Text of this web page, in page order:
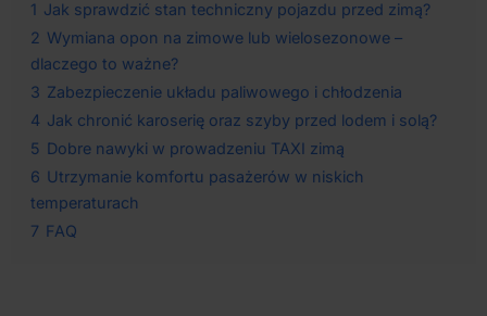
1 Jak sprawdzić stan techniczny pojazdu przed zimą?
2 Wymiana opon na zimowe lub wielosezonowe –
dlaczego to ważne?
3 Zabezpieczenie układu paliwowego i chłodzenia
4 Jak chronić karoserię oraz szyby przed lodem i solą?
5 Dobre nawyki w prowadzeniu TAXI zimą
6 Utrzymanie komfortu pasażerów w niskich
temperaturach
7 FAQ